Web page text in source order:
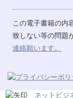
この電子書籍の内
致しない等の問題
連絡願います。
ネットビジ